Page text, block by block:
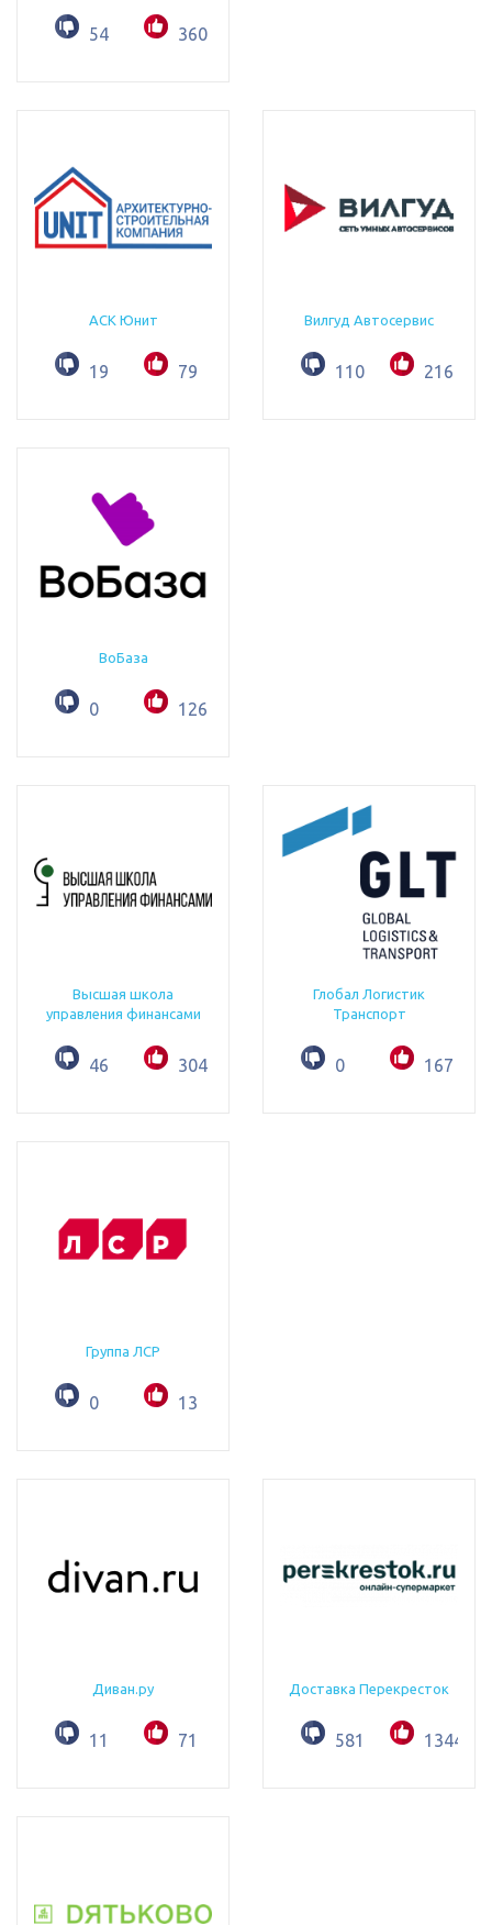
54 360
АСК Юнит
19 79
Вилгуд Автосервис
110 216
ВоБаза
0 126
Высшая школа
управления финансами
46 304
Глобал Логистик
Транспорт
0 167
Группа ЛСР
0 13
Диван.ру
11 71
Доставка Перекресток
581 1344